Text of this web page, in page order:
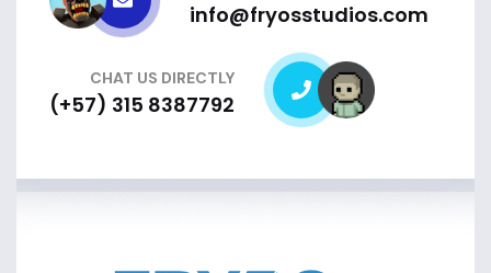
info@fryosstudios.com
CHAT US DIRECTLY
(+57) 315 8387792